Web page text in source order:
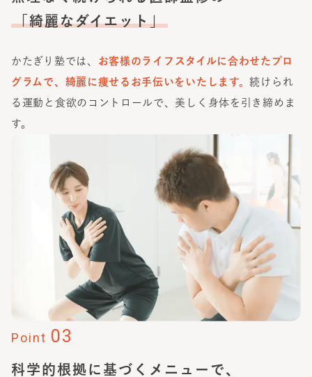
「綺麗なダイエット」
かたぎり塾では、 お客様のライフスタイルに合わせたプロ
グラムで、綺麗に痩せるお手伝いをいたします。続けられ
る運動と食欲のコントロールで、美しく身体を引き締めま
す。
科学的根拠に基づくメニューで、
Point 03